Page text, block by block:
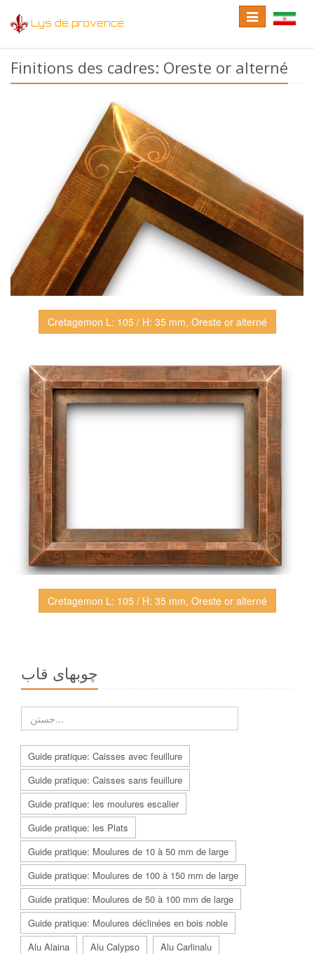
Lys de provence
Toggle
Toggle
navigation
Finitions des cadres: Oreste or alterné
Cretagemon L: 105 / H: 35 mm, Oreste or alterné
Cretagemon L: 105 / H: 35 mm, Oreste or alterné
چوبهاى قاب
Guide pratique: Caisses avec feuillure
Guide pratique: Caisses sans feuillure
Guide pratique: les moulures escalier
Guide pratique: les Plats
Guide pratique: Moulures de 10 à 50 mm de large
Guide pratique: Moulures de 100 à 150 mm de large
Guide pratique: Moulures de 50 à 100 mm de large
Guide pratique: Moulures déclinées en bois noble
Alu Alaina
Alu Calypso
Alu Carlinalu